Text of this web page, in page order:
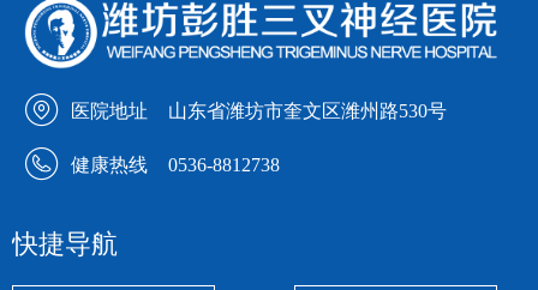
医院地址 山东省潍坊市奎文区潍州路530号
健康热线 0536-8812738
快捷导航